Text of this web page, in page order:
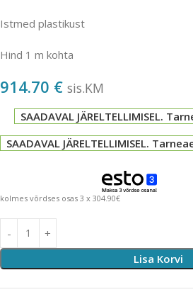
Istmed plastikust
Hind 1 m kohta
914.70 € sis.KM
SAADAVAL JÄRELTELLIMISEL.
SAADAVAL JÄRELTELLIMISEL.
kolmes võrdses osas 3 x 304.90€
Lisa Korvi